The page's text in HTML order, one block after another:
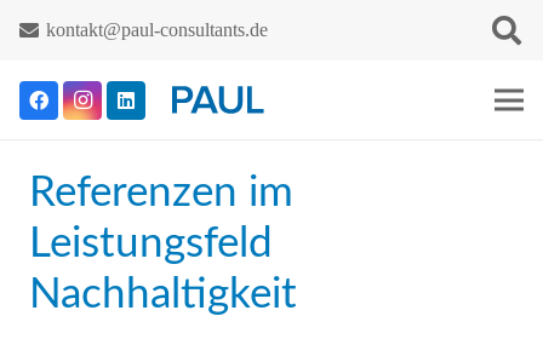
kontakt@paul-consultants.de
Referenzen im
Leistungsfeld
Nachhaltigkeit